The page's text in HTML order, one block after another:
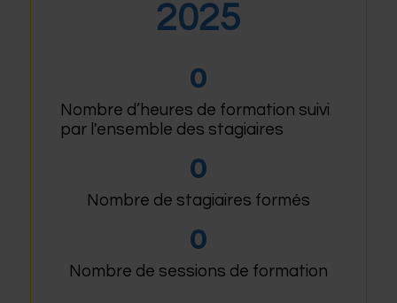
2025
Nombre d’heures de formation suivi
par l'ensemble des stagiaires
0
Nombre de stagiaires formés
0
Nombre de sessions de formation
0